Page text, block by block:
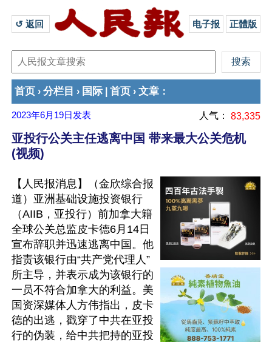
↺ 返回 电子报 正體版
首页 › 分栏目 › 国际 首页 › 文章 ：
2023年6月19日 发表 人气： 83,335
亚投行公关主任逃离中国 带来最大公关危机
(视频)
【人民报消息】（金欣综合报
道）亚洲基础设施投资银行
（AIIB，亚投行）前加拿大籍
全球公关总监皮卡德6月14日
宣布辞职并迅速逃离中国。他
指责该银行由“共产党代理人”
所主导，并表示成为该银行的
一员不符合加拿大的利益。美
国资深媒体人方伟指出，皮卡
德的出逃，戳穿了中共在亚投
行的伪装，给中共把持的亚投